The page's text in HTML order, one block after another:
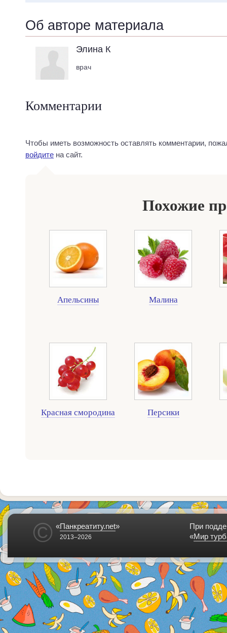
Об авторе материала
Элина К
врач
Комментарии
Чтобы иметь возможность оставлять комментарии,
войдите на сайт.
Похожие
Апельсины Малина
Красная смородина Персики
© «Панкреатиту.net»
2013–2026
При
«Мир